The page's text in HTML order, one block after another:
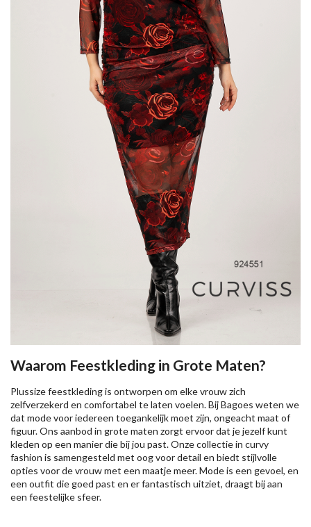
Waarom Feestkleding in Grote Maten?
Plussize feestkleding is ontworpen om elke vrouw zich
zelfverzekerd en comfortabel te laten voelen. Bij Bagoes weten we
dat mode voor iedereen toegankelijk moet zijn, ongeacht maat of
figuur. Ons aanbod in grote maten zorgt ervoor dat je jezelf kunt
kleden op een manier die bij jou past. Onze collectie in curvy
fashion is samengesteld met oog voor detail en biedt stijlvolle
opties voor de vrouw met een maatje meer. Mode is een gevoel, en
een outfit die goed past en er fantastisch uitziet, draagt bij aan
een feestelijke sfeer.